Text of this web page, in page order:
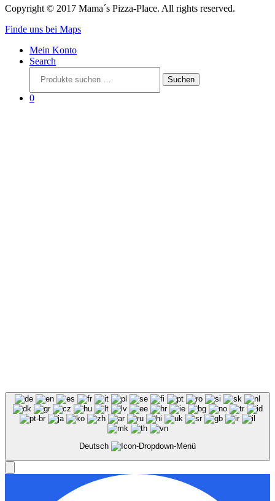
Copyright © 2017 Mama´s Pizza-Place. All rights reserved.
Finde uns bei Maps
Mein Konto
Search
nach:
Suchen
0
Deutsch